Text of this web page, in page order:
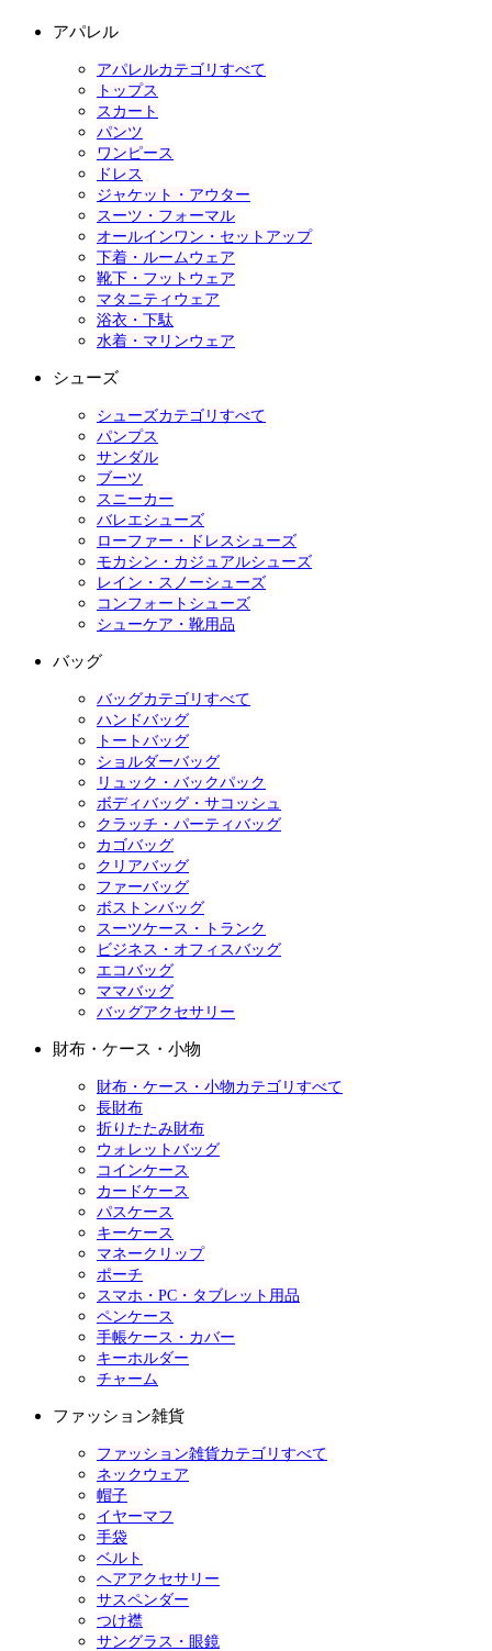
アパレル
アパレルカテゴリすべて
トップス
スカート
パンツ
ワンピース
ドレス
ジャケット・アウター
スーツ・フォーマル
オールインワン・セットアップ
下着・ルームウェア
靴下・フットウェア
マタニティウェア
浴衣・下駄
水着・マリンウェア
シューズ
シューズカテゴリすべて
パンプス
サンダル
ブーツ
スニーカー
バレエシューズ
ローファー・ドレスシューズ
モカシン・カジュアルシューズ
レイン・スノーシューズ
コンフォートシューズ
シューケア・靴用品
バッグ
バッグカテゴリすべて
ハンドバッグ
トートバッグ
ショルダーバッグ
リュック・バックパック
ボディバッグ・サコッシュ
クラッチ・パーティバッグ
カゴバッグ
クリアバッグ
ファーバッグ
ボストンバッグ
スーツケース・トランク
ビジネス・オフィスバッグ
エコバッグ
ママバッグ
バッグアクセサリー
財布・ケース・小物
財布・ケース・小物カテゴリすべて
長財布
折りたたみ財布
ウォレットバッグ
コインケース
カードケース
パスケース
キーケース
マネークリップ
ポーチ
スマホ・PC・タブレット用品
ペンケース
手帳ケース・カバー
キーホルダー
チャーム
ファッション雑貨
ファッション雑貨カテゴリすべて
ネックウェア
帽子
イヤーマフ
手袋
ベルト
ヘアアクセサリー
サスペンダー
つけ襟
サングラス・眼鏡